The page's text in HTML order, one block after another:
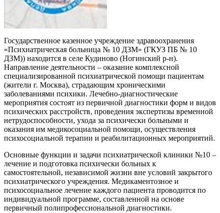
Государственное казенное учреждение здравоохранения
«Психиатрическая больница № 10 ДЗМ» (ГКУЗ ПБ № 10
ДЗМ)) находится в селе Кудиново (Ногинский р-н).
Направление деятельности – оказание комплексной
специализированной психиатрической помощи пациентам
(жители г. Москва), страдающим хроническими
заболеваниями психики. Лечебно-диагностические
мероприятия состоят из первичной диагностики форм и видов
психических расстройств, проведения экспертизы временной
нетрудоспособности, ухода за психически больными и
оказания им медикосоциальной помощи, осуществления
психосоциальной терапии и реабилитационных мероприятий.
Основные функции и задачи психиатрической клиники №10 –
лечение и подготовка психически больных к
самостоятельной, независимой жизни вне условий закрытого
психиатрического учреждения. Медикаментозное и
психосоциальное лечение каждого пациента проводится по
индивидуальной программе, составленной на основе
первичный полипрофессиональной диагностики.